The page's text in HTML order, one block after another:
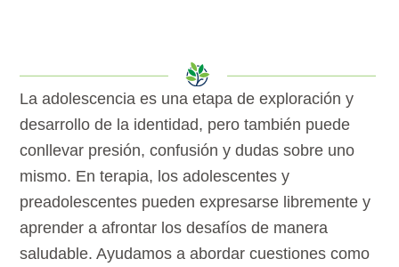
La adolescencia es una etapa de exploración y
desarrollo de la identidad, pero también puede
conllevar presión, confusión y dudas sobre uno
mismo. En terapia, los adolescentes y
preadolescentes pueden expresarse libremente y
aprender a afrontar los desafíos de manera
saludable. Ayudamos a abordar cuestiones como